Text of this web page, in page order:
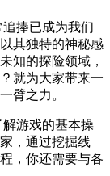
捧已成为我们
其独特的神秘感
知的探险领域，
就为大家带来一
臂之力。
游戏的基本操
，通过挖掘线
，你还需要与各